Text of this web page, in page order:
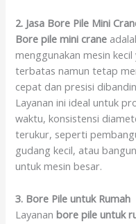
2. Jasa Bore Pile Mini
Bore pile mini crane
menggunakan mesin
terbatas namun tetap
cepat dan presisi
Layanan ini ideal untuk
waktu, konsistensi
terukur, seperti
gudang kecil, atau
untuk mesin besar.
3. Bore Pile untuk Rumah
Layananbore pile untuk